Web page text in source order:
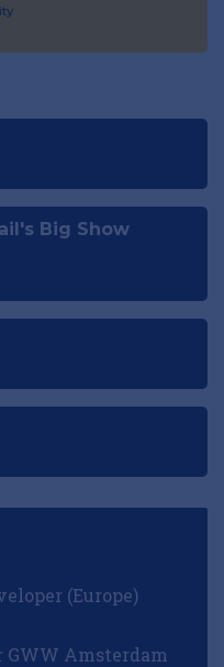
Big Show
(Europe)
Amsterdam